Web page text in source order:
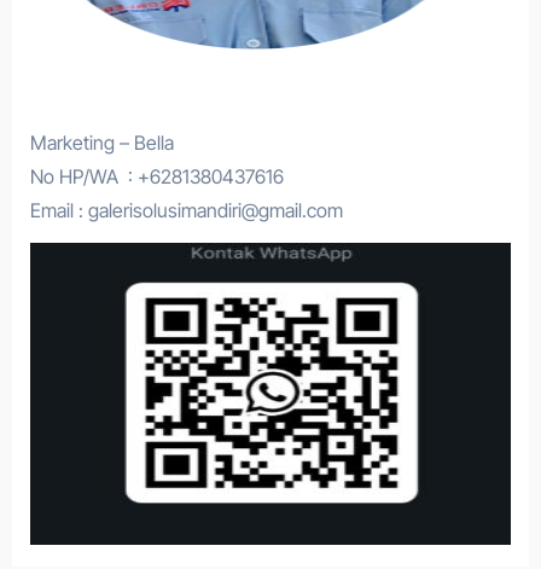
Marketing – Bella
No HP/WA : +6281380437616
Email : galerisolusimandiri@gmail.com